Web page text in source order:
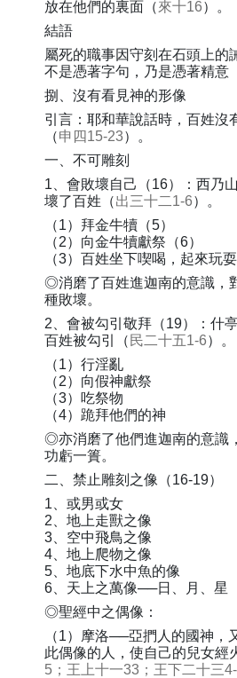
放在他們的裏面（來十16）。
結語
屬死的職事因守刻在石頭上的
不是憑著字句，乃是憑著精意
捌、沒有看見神的形像
引言：耶和華說話時，百姓沒
（申四15-23）。
一、不可雕刻
1、會敗壞自己（16）：西乃
壞了百姓（出三十二1-6）。
（1）拜金牛犢（5）
（2）向金牛犢獻祭（6）
（3）百姓坐下喫喝，起來玩耍
◎消磨了百姓進迦南的意識，
種敗壞。
2、會被勾引敬拜（19）：什
百姓被勾引（ 民二十五1-6）。
（1）行淫亂
（2）向假神獻祭
（3）吃祭物
（4）跪拜他們的神
◎亦消磨了他們進迦南的意識
功虧一簣。
二、禁止雕刻之像（16-19）
1、或男或女
2、地上走獸之像
3、空中飛鳥之像
4、地上爬物之像
5、地底下水中魚的像
6、天上之萬像──日、月、星
◎聖經中之偶像：
（1）摩洛──亞捫人的國神，
此偶像的人，使自己的兒女經
5；王上十一33；王下二十三